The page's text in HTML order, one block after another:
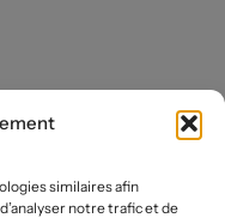
similaires afin
notre trafic et de